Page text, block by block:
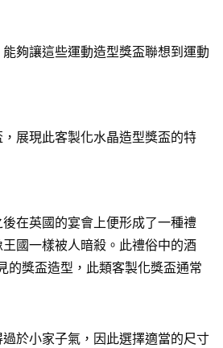
夠讓這些運動造型獎盃聯想到運動
展現此客製化水晶造型獎盃的特
在英國的宴會上便形成了一種禮
國一樣被人暗殺。此禮俗中的酒
的獎盃造型，此類客製化獎盃通常
於小家子氣，因此選擇適當的尺寸